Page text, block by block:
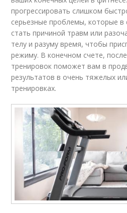
прогрессировать слишком
серьезные проблемы, которые в
стать причиной травм или
телу и разуму время, чтобы
режиму. В конечном счете,
тренировок поможет вам в
результатов в очень тяжелых
тренировках.